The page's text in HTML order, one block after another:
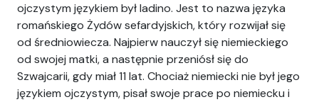
ojczystym językiem był ladino. Jest to nazwa języka
romańskiego Żydów sefardyjskich, który rozwijał się
od średniowiecza. Najpierw nauczył się niemieckiego
od swojej matki, a następnie przeniósł się do
Szwajcarii, gdy miał 11 lat. Chociaż niemiecki nie był jego
językiem ojczystym, pisał swoje prace po niemiecku i